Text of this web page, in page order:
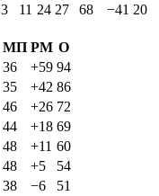
3 11 24 27 68 −41 20
МП РМ О
36 +59 94
35 +42 86
46 +26 72
44 +18 69
48 +11 60
48 +5
54
38 −6
51